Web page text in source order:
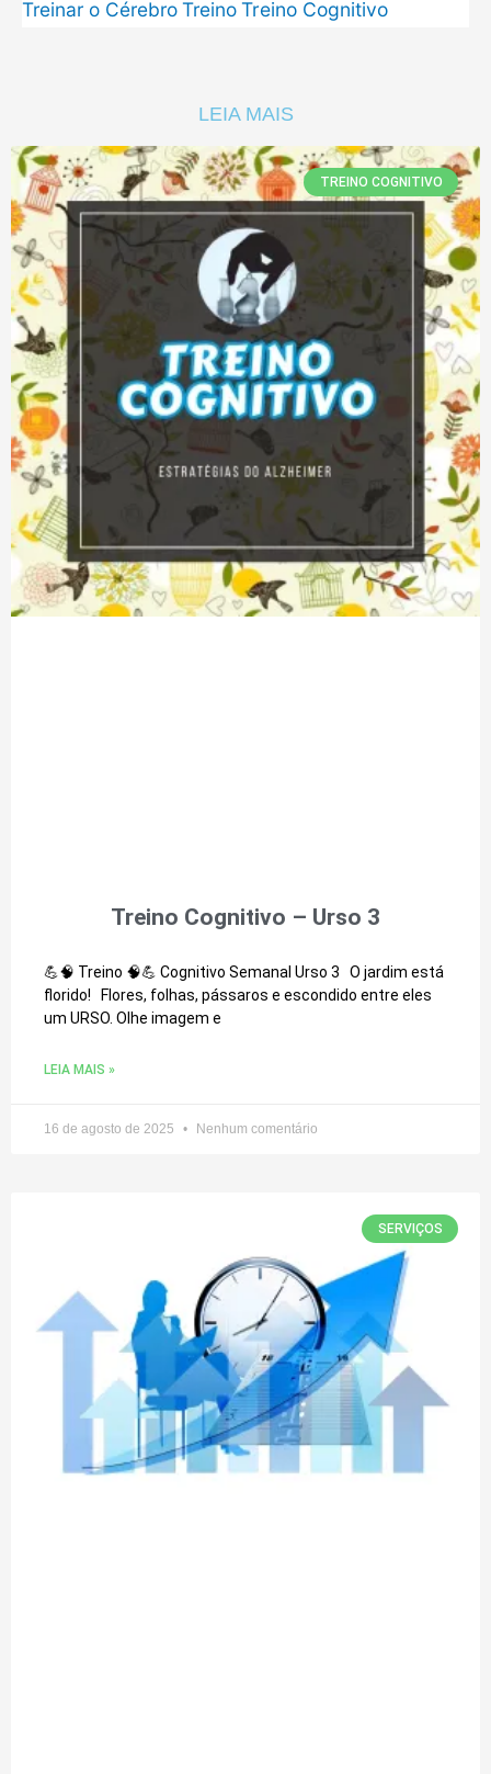
Treinar o CérebroTreinoTreino Cognitivo
LEIA MAIS
TREINO COGNITIVO
Treino Cognitivo – Urso 3
💪🧠 Treino 🧠💪 Cognitivo Semanal Urso 3 O jardim está
florido! Flores, folhas, pássaros e escondido entre eles
um URSO. Olhe imagem e
LEIA MAIS »
16 de agosto de 2025 Nenhum comentário
SERVIÇOS